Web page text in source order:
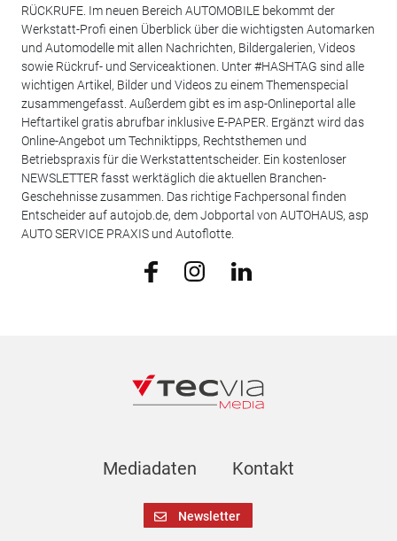
RÜCKRUFE. Im neuen Bereich AUTOMOBILE bekommt der
Werkstatt-Profi einen Überblick über die wichtigsten Automarken
und Automodelle mit allen Nachrichten, Bildergalerien, Videos
sowie Rückruf- und Serviceaktionen. Unter #HASHTAG sind alle
wichtigen Artikel, Bilder und Videos zu einem Themenspecial
zusammengefasst. Außerdem gibt es im asp-Onlineportal alle
Heftartikel gratis abrufbar inklusive E-PAPER. Ergänzt wird das
Online-Angebot um Techniktipps, Rechtsthemen und
Betriebspraxis für die Werkstattentscheider. Ein kostenloser
NEWSLETTER fasst werktäglich die aktuellen Branchen-
Geschehnisse zusammen. Das richtige Fachpersonal finden
Entscheider auf autojob.de, dem Jobportal von AUTOHAUS, asp
AUTO SERVICE PRAXIS und Autoflotte.
Mediadaten Kontakt
Newsletter